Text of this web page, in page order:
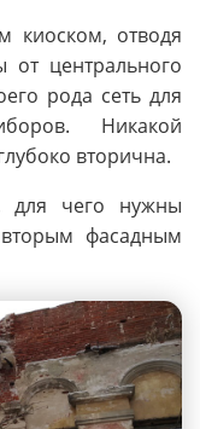
киоском, отводя
от центрального
рода сеть для
Никакой
вторична.
для чего нужны
фасадным